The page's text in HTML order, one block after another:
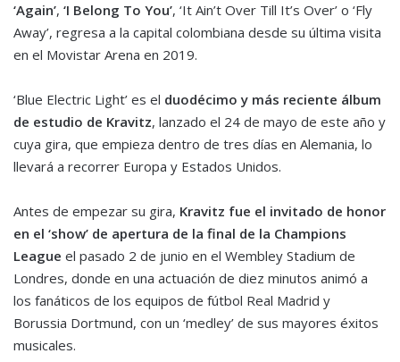
‘Again’, ‘I Belong To You’, ‘It Ain’t Over Till It’s Over’ o ‘Fly
Away’, regresa a la capital colombiana desde su última visita
en el Movistar Arena en 2019.
‘Blue Electric Light’ es el duodécimo y más reciente álbum
de estudio de Kravitz, lanzado el 24 de mayo de este año y
cuya gira, que empieza dentro de tres días en Alemania, lo
llevará a recorrer Europa y Estados Unidos.
Antes de empezar su gira, Kravitz fue el invitado de honor
en el ‘show’ de apertura de la final de la Champions
League el pasado 2 de junio en el Wembley Stadium de
Londres, donde en una actuación de diez minutos animó a
los fanáticos de los equipos de fútbol Real Madrid y
Borussia Dortmund, con un ‘medley’ de sus mayores éxitos
musicales.